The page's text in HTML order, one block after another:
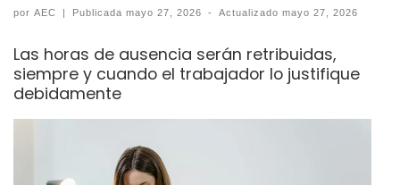
por AEC | Publicadamayo 27, 2026 - Actualizadomayo 27, 2026
Las horas de ausencia serán retribuidas,
siempre y cuando el trabajador lo justifique
debidamente